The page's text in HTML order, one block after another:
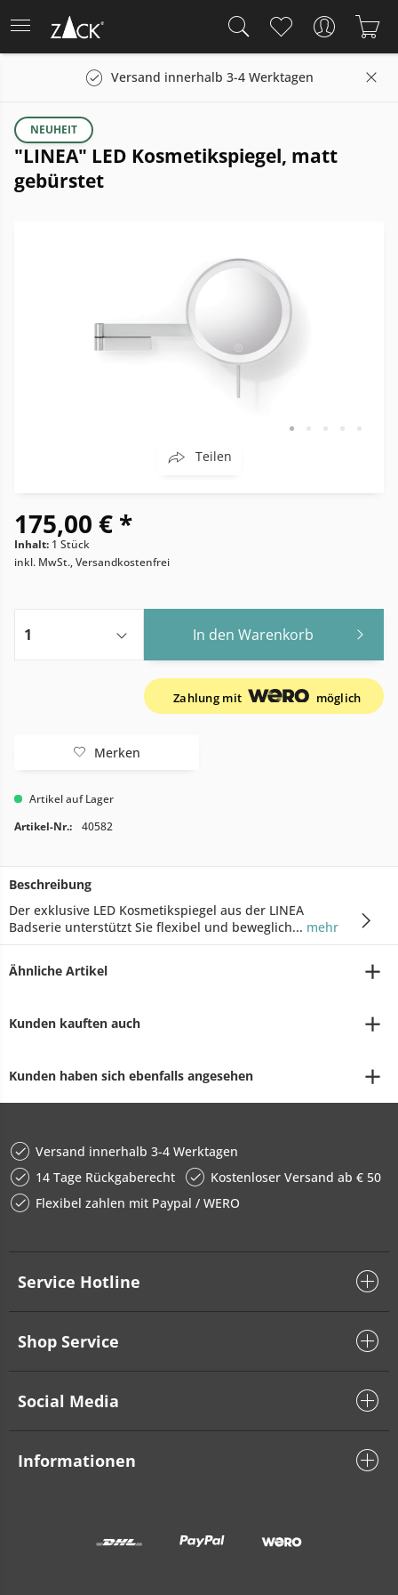
Versand innerhalb 3-4 Werktagen
"LINEA" LED Kosmetikspiegel, matt
gebürstet
NEUHEIT
Teilen
175,00 € *
Inhalt: 1 Stück
inkl. MwSt., Versandkostenfrei
In den Warenkorb
Zahlung mit möglich
Merken
Artikel auf Lager
Artikel-Nr.:
40582
Beschreibung
Der exklusive LED Kosmetikspiegel aus der LINEA
Badserie unterstützt Sie flexibel und beweglich... mehr
Ähnliche Artikel
Kunden kauften auch
Kunden haben sich ebenfalls angesehen
Versand innerhalb 3-4 Werktagen
14 Tage Rückgaberecht
Kostenloser Versand ab € 50
Flexibel zahlen mit Paypal / WERO
Service Hotline
Shop Service
Social Media
Informationen